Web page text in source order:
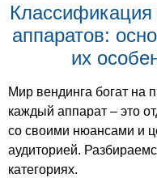
Классификация
аппаратов:
их
Мир вендинга богат на
каждый аппарат – это
со своими нюансами и
аудиторией.
категориях.